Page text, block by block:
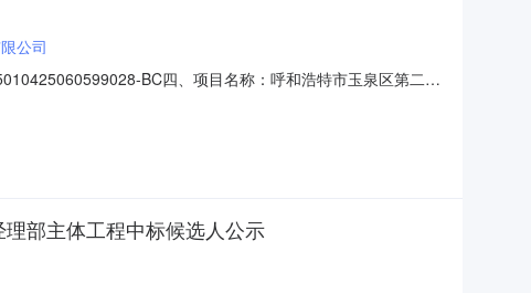
公司
BC四、项目名称：呼和浩特市玉泉区第二批
、合同主要信息主要标的名称：呼和浩特市玉泉
部主体工程中标候选人公示